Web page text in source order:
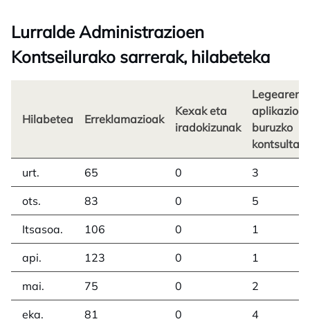
Lurralde Administrazioen
Kontseilurako sarrerak, hilabeteka
Hilabetea Erreklamazioak
Kexak eta
iradokizunak
Legearen
buruzko
kontsultak
urt. 65 0 3
ots. 83 0 5
Itsasoa. 106 0 1
api. 123 0 1
mai. 75 0 2
eka. 81 0 4